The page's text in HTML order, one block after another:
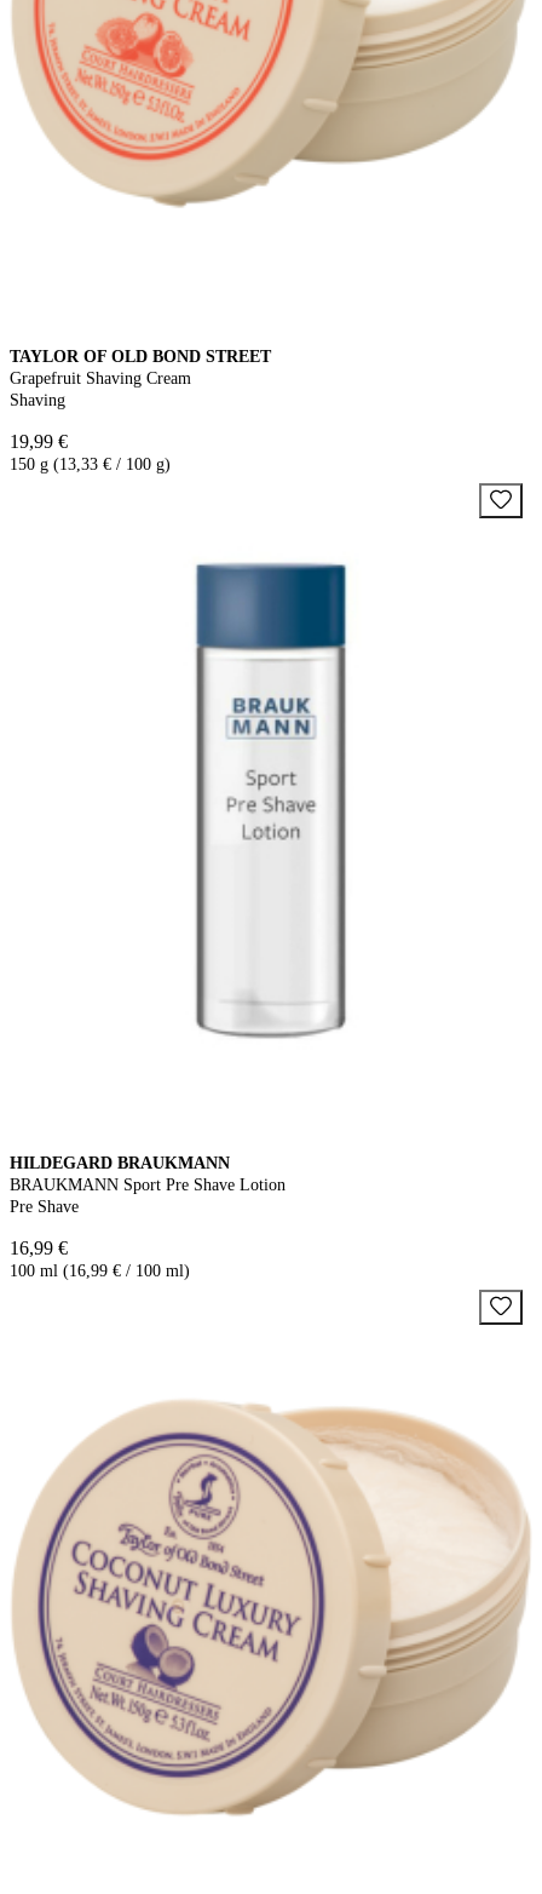
TAYLOR OF OLD BOND STREET
Grapefruit Shaving Cream
Shaving
19,99 €
150 g (13,33 € / 100 g)
HILDEGARD BRAUKMANN
BRAUKMANN Sport Pre Shave Lotion
Pre Shave
16,99 €
100 ml (16,99 € / 100 ml)